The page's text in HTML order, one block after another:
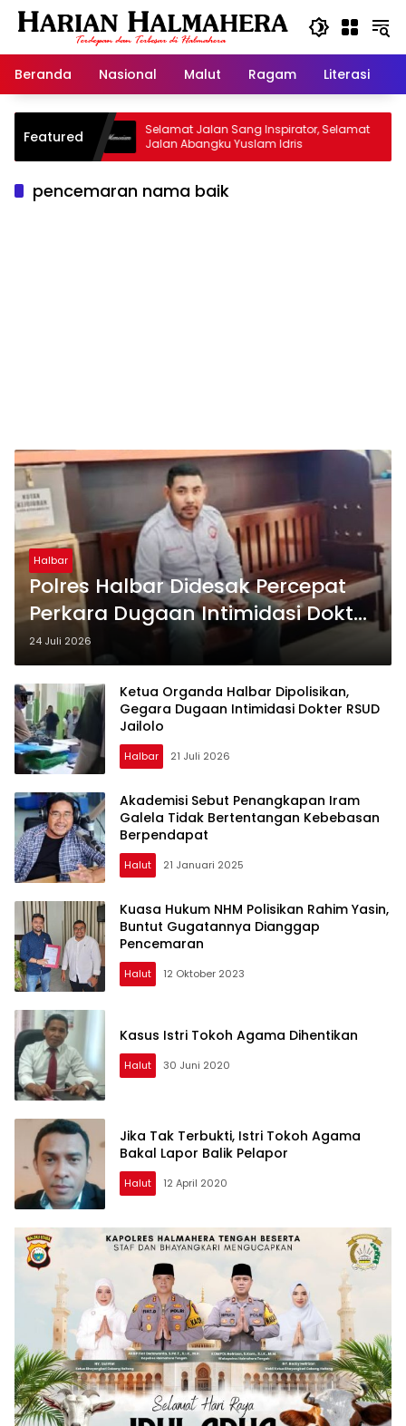
Langsung
Beranda
Nasional Malut Ragam Literasi
Featured
Selamat Jalan Sang Inspirator, Selamat
Jalan Abangku Yuslam Idris
pencemaran nama baik
Halbar
Polres Halbar Didesak Percepat
Perkara Dugaan Intimidasi Dokter
RSUD Jailolo
24 Juli 2026
Ketua Organda Halbar Dipolisikan,
Gegara Dugaan Intimidasi Dokter RSUD
Jailolo
Halbar 21 Juli 2026
Akademisi Sebut Penangkapan Iram
Galela Tidak Bertentangan Kebebasan
Berpendapat
Halut 21 Januari 2025
Kuasa Hukum NHM Polisikan Rahim Yasin,
Buntut Gugatannya Dianggap
Pencemaran
Halut 12 Oktober 2023
Kasus Istri Tokoh Agama Dihentikan
Halut 30 Juni 2020
Jika Tak Terbukti, Istri Tokoh Agama
Bakal Lapor Balik Pelapor
Halut 12 April 2020